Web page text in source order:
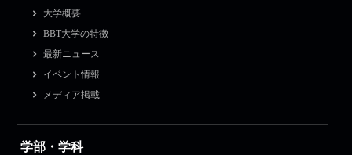
大学概要
BBT大学の特徴
最新ニュース
イベント情報
メディア掲載
学部・学科